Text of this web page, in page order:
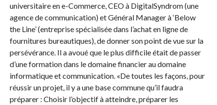
universitaire en e-Commerce, CEO à DigitalSyndrom (une
agence de communication) et Général Manager à ‘Below
the Line’ (entreprise spécialisée dans l’achat en ligne de
fournitures bureautiques), de donner son point de vue sur la
persévérance. Il a avoué que le plus difficile était de passer
d’une formation dans le domaine financier au domaine
informatique et communication. «De toutes les façons, pour
réussir un projet, il y a une base commune qu’il faudra
préparer : Choisir l’objectif à atteindre, préparer les